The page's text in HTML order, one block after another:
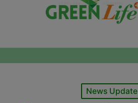
Posted
News Update